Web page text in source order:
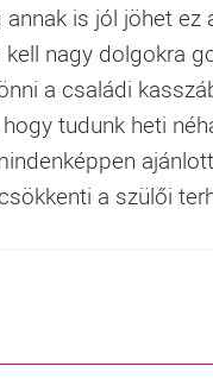
is jól jöhet
nagy dolgokra
a családi
tudunk heti
a szülői